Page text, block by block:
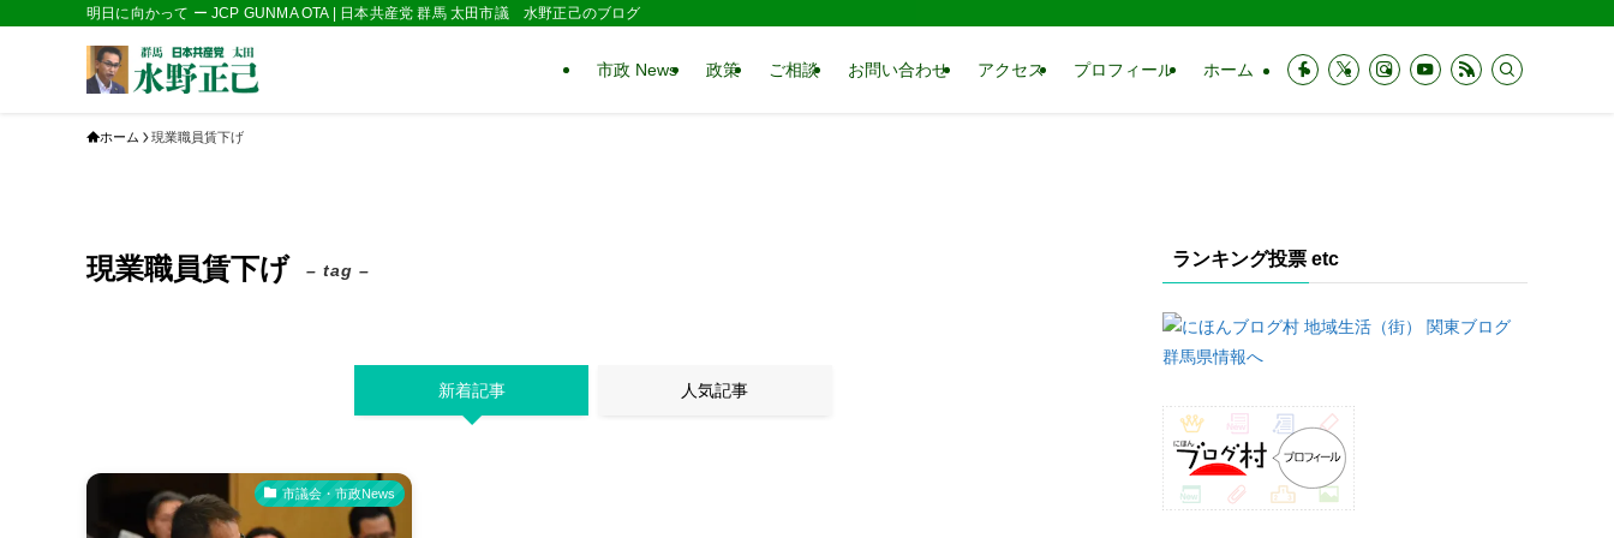
明日に向かって ー JCP GUNMA OTA | 日本共産党 群馬 太田市議 水野正己のブログ
市政 News 政策 ご相談 お問い合わせ アクセス プロフィール ホーム
ホーム 現業職員賃下げ
現業職員賃下げ – tag –
新着記事 人気記事
市議会・市政News
ランキング投票 etc